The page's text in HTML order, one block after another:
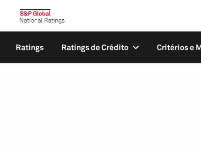
Ratings Ratings de Crédito Critérios e